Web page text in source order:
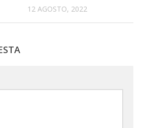
12 AGOSTO, 2022